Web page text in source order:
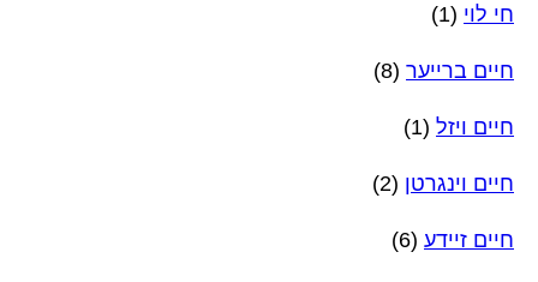
חי לוי (1)
חיים ברייער (8)
חיים ויזל (1)
חיים וינגרטן (2)
חיים זיידע (6)